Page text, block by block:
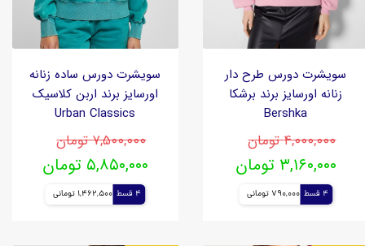
سویشرت دورس طرح دار
زنانه اورسایز برند برشکا
Bershka
۴,۰۰۰,۰۰۰ تومان
۳,۱۶۰,۰۰۰ تومان
4 قسط 790,000 تومانی
سویشرت دورس ساده زنانه
اورسایز برند اربن کلاسیک
Urban Classics
۷,۵۰۰,۰۰۰ تومان
۵,۸۵۰,۰۰۰ تومان
4 قسط 1,462,500 تومانی